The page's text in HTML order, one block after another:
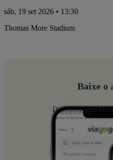
sáb, 19 set 2026 • 13:30
Thomas More Stadium
Baixe o
Descubra seus